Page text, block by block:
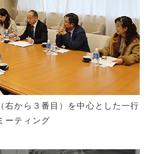
右から３番目）を中心とした一行
ーティング